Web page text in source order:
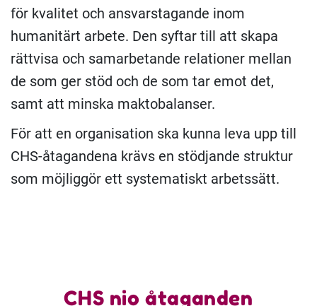
för kvalitet och ansvarstagande inom
humanitärt arbete. Den syftar till att skapa
rättvisa och samarbetande relationer mellan
de som ger stöd och de som tar emot det,
samt att minska maktobalanser.
För att en organisation ska kunna leva upp till
CHS-åtagandena krävs en stödjande struktur
som möjliggör ett systematiskt arbetssätt.
CHS nio åtaganden